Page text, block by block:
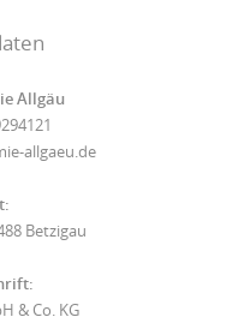
Allgäu
allgaeu.de
Betzigau
& Co. KG